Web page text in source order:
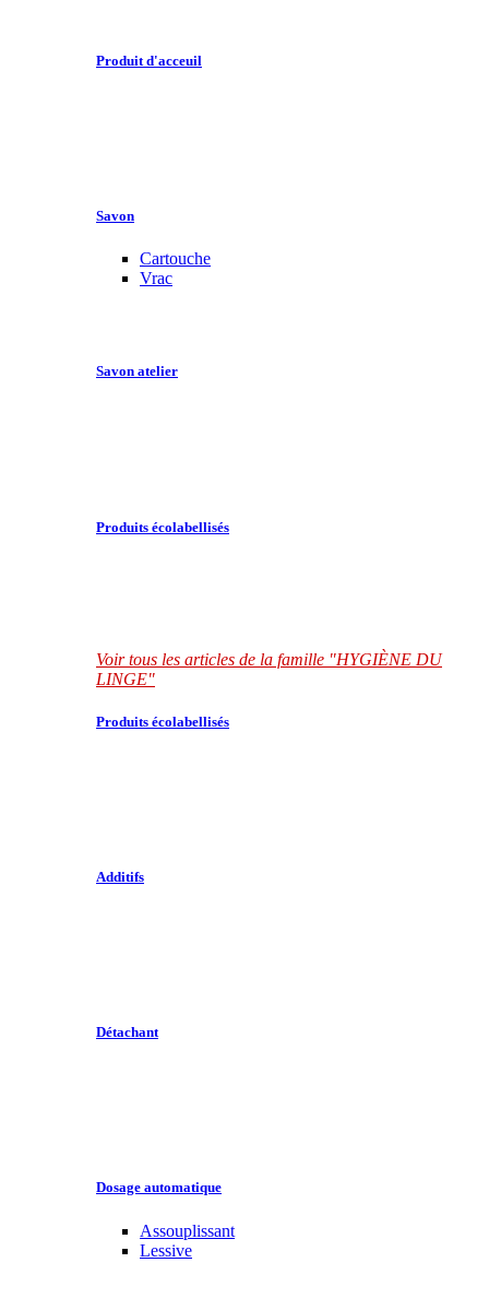
Produit d'acceuil
Savon
Cartouche
Vrac
Savon atelier
Produits écolabellisés
Voir tous les articles de la famille "HYGIÈNE DU
LINGE"
Produits écolabellisés
Additifs
Détachant
Dosage automatique
Assouplissant
Lessive